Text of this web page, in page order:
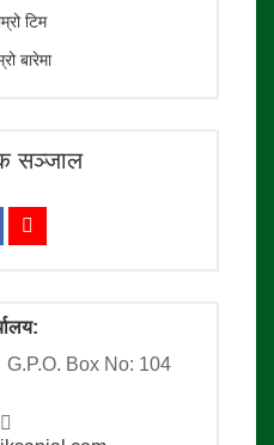
टिम
बारेमा
सञ्जाल
G.P.O. Box No: 104